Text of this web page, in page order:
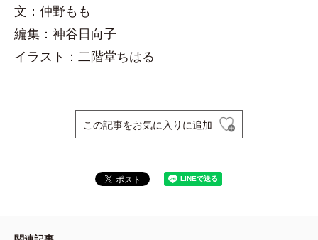
文：仲野もも
編集：神谷日向子
イラスト：二階堂ちはる
この記事をお気に入りに追加